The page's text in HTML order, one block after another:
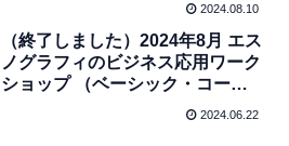
2024.08.10
（終了しました）2024年8月 エス
ノグラフィのビジネス応用ワーク
ショップ （ベーシック・コー
ス）のご案内・お申し込み2024.06.22